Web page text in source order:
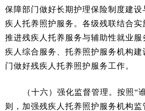
保障部门做好长期护理保险制度建
疾人托养照护服务。各级残联结合实
推进残疾人托养服务与辅助性就业
疾人综合服务、托养照护服务机构建
门做好残疾人托养照护服务工作。
（十六）强化监督管理。按照“谁
则，加强残疾人托养照护服务机构